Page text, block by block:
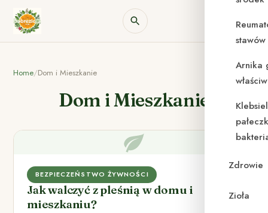
Arnika
Zdrowie
Zioła
Home/Dom i Mieszkanie
Dom i Mieszkanie
BEZPIECZEŃSTWO ŻYWNOŚCI
Jak walczyć z pleśnią w domu i
mieszkaniu?